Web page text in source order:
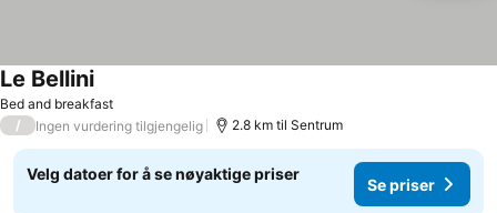
Bed and breakfast
Le Bellini
/ Ingen vurdering tilgjengelig 2.8 km til Sentrum
Velg datoer for å se nøyaktige priser
Se priser